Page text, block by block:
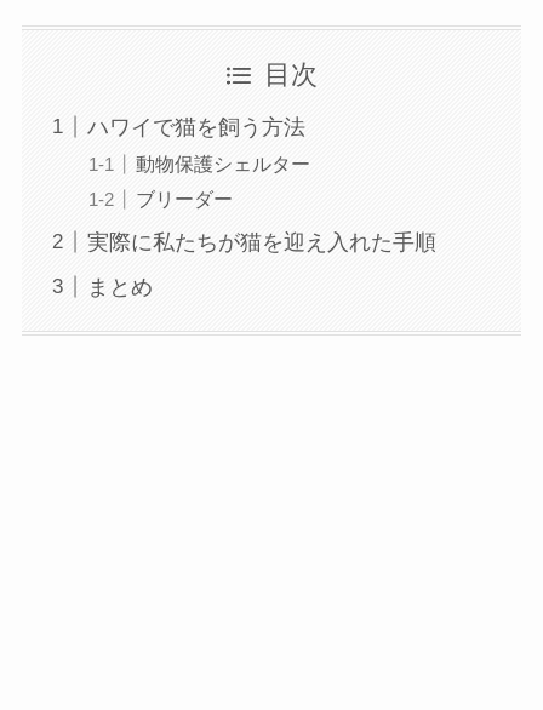
目次
ハワイで猫を飼う方法
動物保護シェルター
ブリーダー
実際に私たちが猫を迎え入れた手順
まとめ